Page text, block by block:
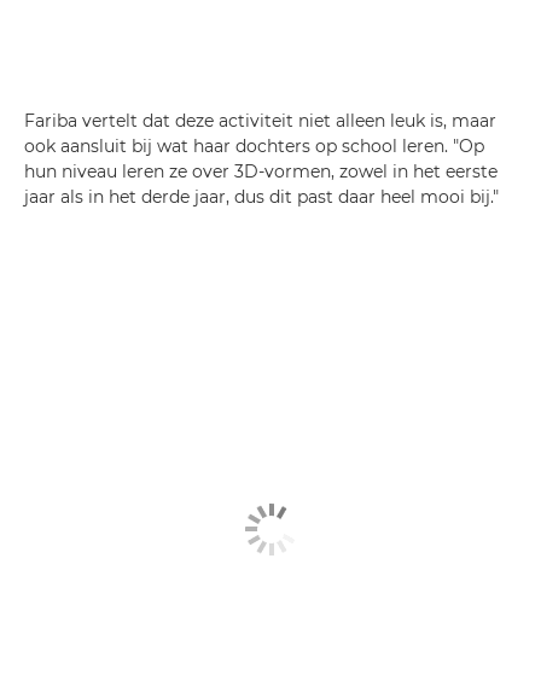
Fariba vertelt dat deze activiteit niet alleen leuk is, maar
ook aansluit bij wat haar dochters op school leren. "Op
hun niveau leren ze over 3D-vormen, zowel in het eerste
jaar als in het derde jaar, dus dit past daar heel mooi bij."